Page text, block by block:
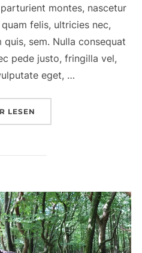
montes, nascetur
felis, ultricies nec,
sem. Nulla consequat
pede justo, fringilla vel,
eget, …
LESEN